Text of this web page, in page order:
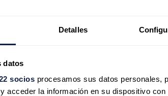
Detalles
datos
socios procesamos sus datos personales,
acceder la información en su dispositivo